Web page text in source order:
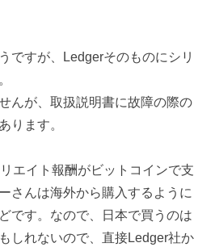
ですが、Ledgerそのものにシリ
んが、取扱説明書に故障の際の
ります。
エイト報酬がビットコインで支
さんは海外から購入するように
です。なので、日本で買うのは
しれないので、直接Ledger社か